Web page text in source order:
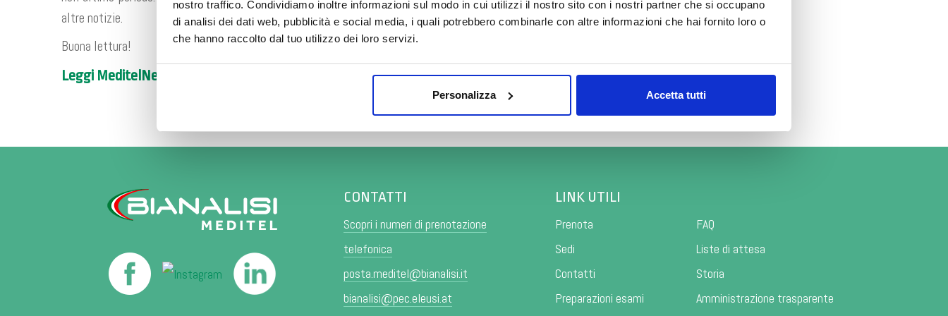
nostro traffico. Condividiamo inoltre informazioni sul modo in cui utilizzi il nostro sito con i nostri partner che si occupano
di analisi dei dati web, pubblicità e social media, i quali potrebbero combinarle con altre informazioni che hai fornito loro o
che hanno raccolto dal tuo utilizzo dei loro servizi.
Personalizza Accetta tutti
altre notizie.
Buona lettura!
Leggi MeditelNews n°11 >
CONTATTI
Scopri i numeri di prenotazione
telefonica
posta.meditel@bianalisi.it
bianalisi@pec.eleusi.at
LINK UTILI
Prenota
Sedi
Contatti
Preparazioni esami
FAQ
Liste di attesa
Storia
Amministrazione trasparente
Grazie.